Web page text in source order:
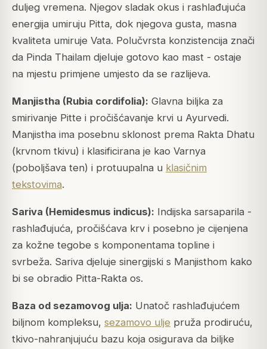
duljeg vremena. Njegov sladak okus i rashlađujuća
energija umiruju Pitta, dok njegova gusta, masna
kvaliteta umiruje Vata. Polučvrsta konzistencija znači
da Pinda Thailam djeluje gotovo kao mast - ostaje
na mjestu primjene umjesto da se razlijeva.
Manjistha (Rubia cordifolia): Glavna biljka za
smirivanje Pitte i pročišćavanje krvi u Ayurvedi.
Manjistha ima posebnu sklonost prema Rakta Dhatu
(krvnom tkivu) i klasificirana je kao Varnya
(poboljšava ten) i protuupalna u klasičnim
tekstovima.
Sariva (Hemidesmus indicus): Indijska sarsaparila -
rashlađujuća, pročišćava krv i posebno je cijenjena
za kožne tegobe s komponentama topline i
svrbeža. Sariva djeluje sinergijski s Manjisthom kako
bi se obradio Pitta-Rakta os.
Baza od sezamovog ulja: Unatoč rashlađujućem
biljnom kompleksu, sezamovo ulje pruža prodiruću,
tkivo-nahranjujuću bazu koja osigurava da biljke